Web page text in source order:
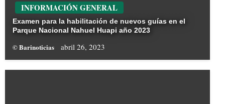
INFORMACIÓN GENERAL
Examen para la habilitación de nuevos guías en el
Parque Nacional Nahuel Huapi año 2023
© Barinoticias abril 26, 2023